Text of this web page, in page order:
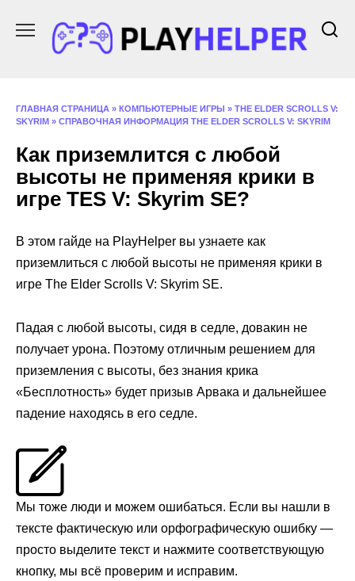
содержанию
ГЛАВНАЯ СТРАНИЦА » КОМПЬЮТЕРНЫЕ ИГРЫ » THE ELDER SCROLLS V:
SKYRIM » СПРАВОЧНАЯ ИНФОРМАЦИЯ THE ELDER SCROLLS V: SKYRIM
Как приземлится с любой
высоты не применяя крики в
игре TES V: Skyrim SE?
В этом гайде на PlayHelper вы узнаете как
приземлиться с любой высоты не применяя крики в
игре The Elder Scrolls V: Skyrim SE.
Падая с любой высоты, сидя в седле, довакин не
получает урона. Поэтому отличным решением для
приземления с высоты, без знания крика
«Бесплотность» будет призыв Арвака и дальнейшее
падение находясь в его седле.
Мы тоже люди и можем ошибаться. Если вы нашли в
тексте фактическую или орфографическую ошибку —
просто выделите текст и нажмите соответствующую
кнопку, мы всё проверим и исправим.